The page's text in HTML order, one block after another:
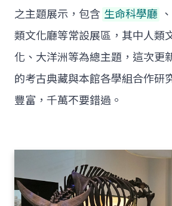
之主題展示，包含 生命科學廳
類文化廳等常設展區，其中人類
化、大洋洲等為總主題，這次更
的考古典藏與本館各學組合作研
豐富，千萬不要錯過。